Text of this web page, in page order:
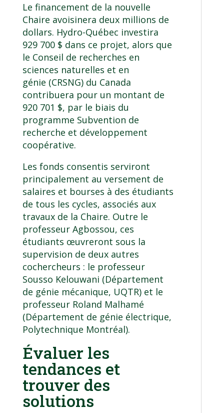
Le financement de la nouvelle
Chaire avoisinera deux millions de
dollars. Hydro-Québec investira
929 700 $ dans ce projet, alors que
le Conseil de recherches en
sciences naturelles et en
génie (CRSNG) du Canada
contribuera pour un montant de
920 701 $, par le biais du
programme Subvention de
recherche et développement
coopérative.
Les fonds consentis serviront
principalement au versement de
salaires et bourses à des étudiants
de tous les cycles, associés aux
travaux de la Chaire. Outre le
professeur Agbossou, ces
étudiants œuvreront sous la
supervision de deux autres
cochercheurs : le professeur
Sousso Kelouwani (Département
de génie mécanique, UQTR) et le
professeur Roland Malhamé
(Département de génie électrique,
Polytechnique Montréal).
Évaluer les
tendances et
trouver des
solutions